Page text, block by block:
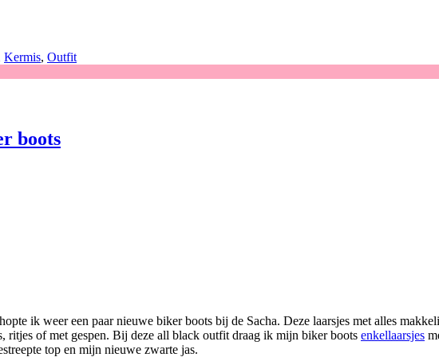
Kermis, Outfit
boots
ik weer een paar nieuwe biker boots bij de Sacha. Deze laarsjes met alles
ritjes of met gespen. Bij deze all black outfit draag ik mijn biker boots enkellaarsjes
top en mijn nieuwe zwarte jas.